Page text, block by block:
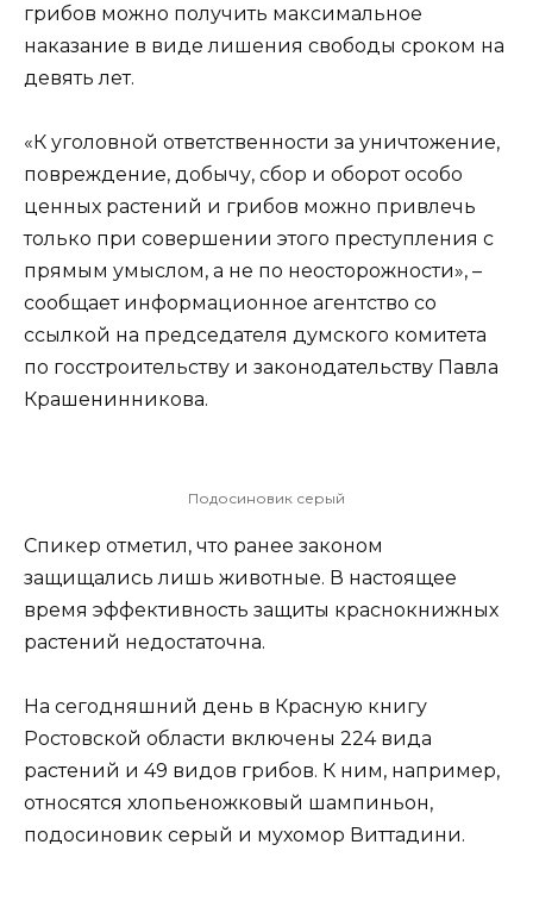
грибов можно получить максимальное
наказание в виде лишения свободы сроком на
девять лет.
«К уголовной ответственности за уничтожение,
повреждение, добычу, сбор и оборот особо
ценных растений и грибов можно привлечь
только при совершении этого преступления с
прямым умыслом, а не по неосторожности», –
сообщает информационное агентство со
ссылкой на председателя думского комитета
по госстроительству и законодательству Павла
Крашенинникова.
Подосиновик серый
Спикер отметил, что ранее законом
защищались лишь животные. В настоящее
время эффективность защиты краснокнижных
растений недостаточна.
На сегодняшний день в Красную книгу
Ростовской области включены 224 вида
растений и 49 видов грибов. К ним, например,
относятся хлопьеножковый шампиньон,
подосиновик серый и мухомор Виттадини.